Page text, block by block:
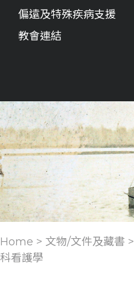
偏遠及特殊疾病支援
教會連結
Home > 文物/文件及藏書 >
科看護學